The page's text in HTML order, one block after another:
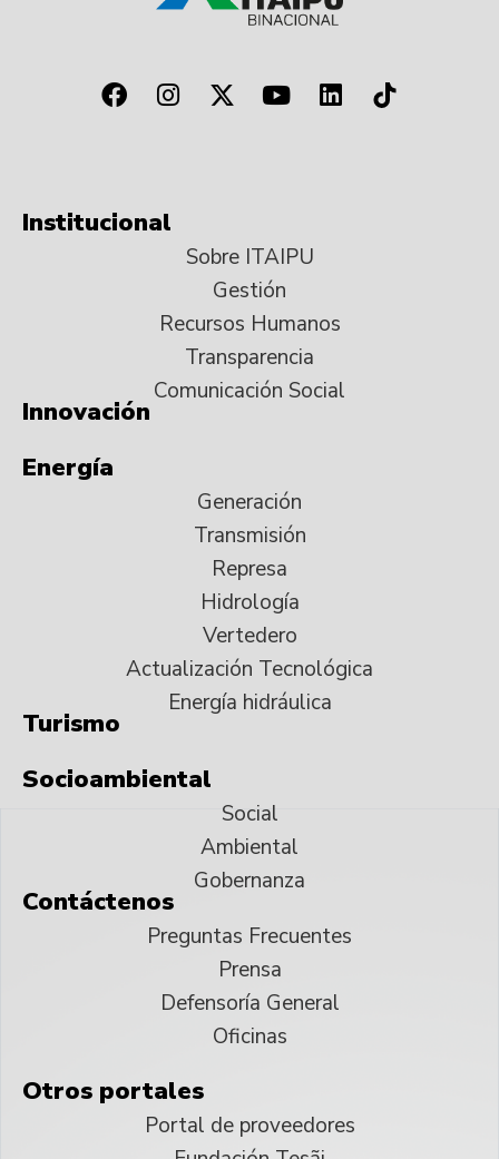
Institucional
Sobre ITAIPU
Gestión
Recursos Humanos
Transparencia
Comunicación Social
Innovación
Energía
Generación
Transmisión
Represa
Hidrología
Vertedero
Actualización Tecnológica
Energía hidráulica
Turismo
Socioambiental
Social
Ambiental
Gobernanza
Contáctenos
Preguntas Frecuentes
Prensa
Defensoría General
Oficinas
Otros portales
Portal de proveedores